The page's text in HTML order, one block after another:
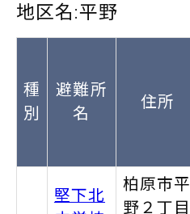
地区名:平野
種
別
避難所
名
住所
堅下北
柏原市平
野２丁目